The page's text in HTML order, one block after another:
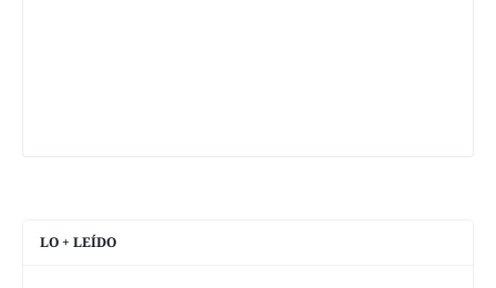
LO + LEÍDO